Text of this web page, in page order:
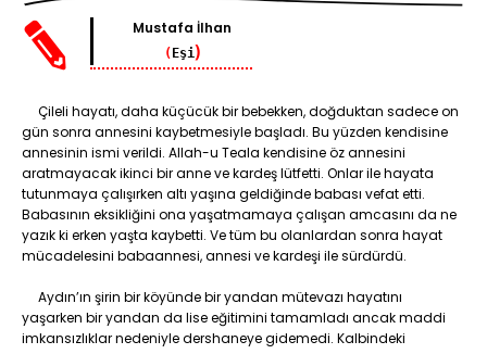
Mustafa İlhan
( Eşi)
Çileli hayatı, daha küçücük bir bebekken, doğduktan sadece on
gün sonra annesini kaybetmesiyle başladı. Bu yüzden kendisine
annesinin ismi verildi. Allah-u Teala kendisine öz annesini
aratmayacak ikinci bir anne ve kardeş lütfetti. Onlar ile hayata
tutunmaya çalışırken altı yaşına geldiğinde babası vefat etti.
Babasının eksikliğini ona yaşatmamaya çalışan amcasını da ne
yazık ki erken yaşta kaybetti. Ve tüm bu olanlardan sonra hayat
mücadelesini babaannesi, annesi ve kardeşi ile sürdürdü.
Aydın’ın şirin bir köyünde bir yandan mütevazı hayatını
yaşarken bir yandan da lise eğitimini tamamladı ancak maddi
imkansızlıklar nedeniyle dershaneye gidemedi. Kalbindeki